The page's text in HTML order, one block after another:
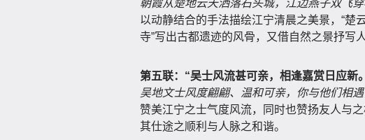
朝霞从楚地云天洒落石头城，江边燕子双飞穿
以动静结合的手法描绘江宁清晨之美景，“楚
寺”写出古都遗迹的风骨，又借自然之景抒写
第五联：“吴士风流甚可亲，相逢嘉赏日应新
吴地文士风度翩翩、温和可亲，你与他们相遇
赞美江宁之士气度风流，同时也赞扬友人与
其仕途之顺利与人脉之和谐。